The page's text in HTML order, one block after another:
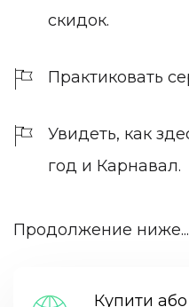
скидок.
Практиковать
Увидеть, как
год и Карнавал.
Продолжение ниже...
Купити